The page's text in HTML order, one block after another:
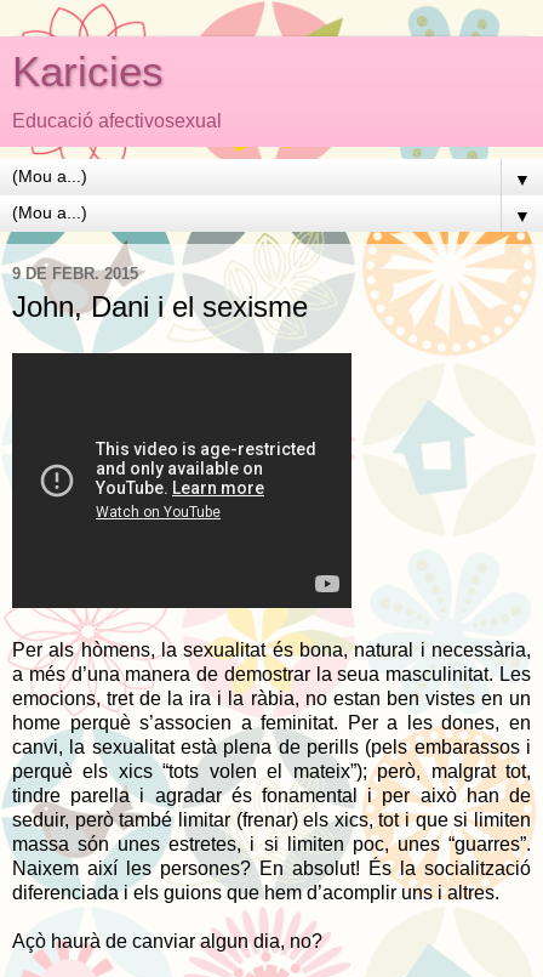
Karicies
Educació afectivosexual
▼
▼
9 DE FEBR. 2015
John, Dani i el sexisme
Per als hòmens, la sexualitat és bona, natural i necessària,
a més d’una manera de demostrar la seua masculinitat. Les
emocions, tret de la ira i la ràbia, no estan ben vistes en un
home perquè s’associen a feminitat. Per a les dones, en
canvi, la sexualitat està plena de perills (pels embarassos i
perquè els xics “tots volen el mateix”); però, malgrat tot,
tindre parella i agradar és fonamental i per això han de
seduir, però també limitar (frenar) els xics, tot i que si limiten
massa són unes estretes, i si limiten poc, unes “guarres”.
Naixem així les persones? En absolut! És la socialització
diferenciada i els guions que hem d’acomplir uns i altres.
Açò haurà de canviar algun dia, no?